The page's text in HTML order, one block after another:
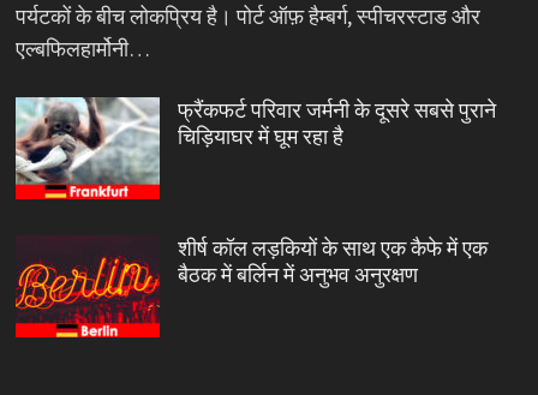
पर्यटकों के बीच लोकप्रिय है। पोर्ट ऑफ़ हैम्बर्ग, स्पीचरस्टाड और
एल्बफिलहार्मोनी…
फ्रैंकफर्ट परिवार जर्मनी के दूसरे सबसे पुराने
चिड़ियाघर में घूम रहा है
शीर्ष कॉल लड़कियों के साथ एक कैफे में एक
बैठक में बर्लिन में अनुभव अनुरक्षण